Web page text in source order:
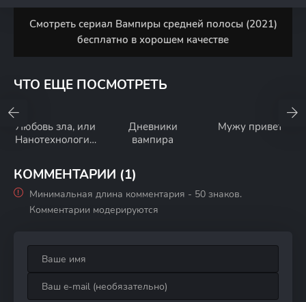
Смотреть сериал Вампиры средней полосы (2021)
бесплатно в хорошем качестве
ЧТО ЕЩЕ ПОСМОТРЕТЬ
Любовь зла, или
Нанотехнологии
Дневники
вампира
Мужу привет
КОММЕНТАРИИ (1)
Минимальная длина комментария - 50 знаков.
Комментарии модерируются